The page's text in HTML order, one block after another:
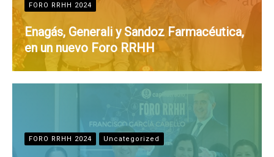
FORO RRHH 2024
Enagás, Generali y Sandoz Farmacéutica,
en un nuevo Foro RRHH
FORO RRHH 2024 Uncategorized